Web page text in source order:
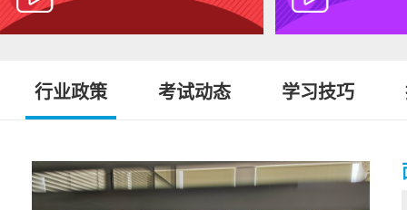
行业政策 考试动态 学习技巧